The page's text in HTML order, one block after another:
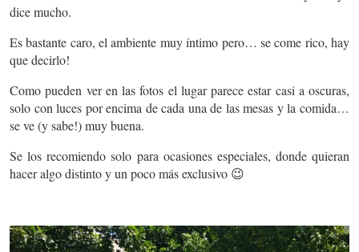
dice mucho.
Es bastante caro, el ambiente muy íntimo pero… se come rico, hay
que decirlo!
Como pueden ver en las fotos el lugar parece estar casi a oscuras,
solo con luces por encima de cada una de las mesas y la comida…
se ve (y sabe!) muy buena.
Se los recomiendo solo para ocasiones especiales, donde quieran
hacer algo distinto y un poco más exclusivo 😉